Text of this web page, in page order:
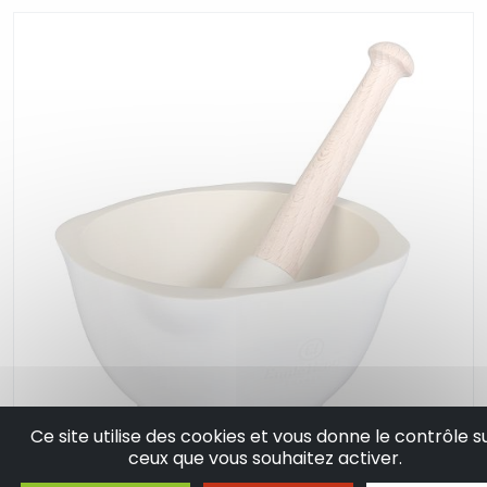
Ce site utilise des cookies et vous donne le contrôle
ceux que vous souhaitez activer.